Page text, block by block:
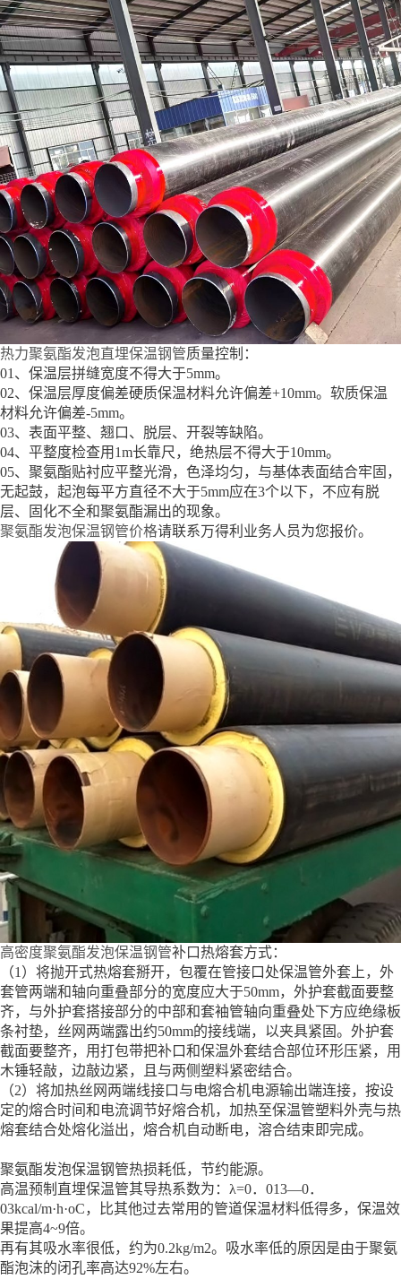
热力聚氨酯发泡直埋保温钢管质量控制：
01、保温层拼缝宽度不得大于5mm。
02、保温层厚度偏差硬质保温材料允许偏差+10mm。软质保温
材料允许偏差-5mm。
03、表面平整、翘口、脱层、开裂等缺陷。
04、平整度检查用1m长靠尺，绝热层不得大于10mm。
05、聚氨酯贴衬应平整光滑，色泽均匀，与基体表面结合牢固，
无起鼓，起泡每平方直径不大于5mm应在3个以下，不应有脱
层、固化不全和聚氨酯漏出的现象。
聚氨酯发泡保温钢管价格请联系万得利业务人员为您报价。
高密度聚氨酯发泡保温钢管补口热熔套方式：
（1）将抛开式热熔套掰开，包覆在管接口处保温管外套上，外
套管两端和轴向重叠部分的宽度应大于50mm，外护套截面要整
齐，与外护套搭接部分的中部和套袖管轴向重叠处下方应绝缘板
条衬垫，丝网两端露出约50mm的接线端，以夹具紧固。外护套
截面要整齐，用打包带把补口和保温外套结合部位环形压紧，用
木锤轻敲，边敲边紧，且与两侧塑料紧密结合。
（2）将加热丝网两端线接口与电熔合机电源输出端连接，按设
定的熔合时间和电流调节好熔合机，加热至保温管塑料外壳与热
熔套结合处熔化溢出，熔合机自动断电，溶合结束即完成。
聚氨酯发泡保温钢管热损耗低，节约能源。
高温预制直埋保温管其导热系数为：λ=0．013—0．
03kcal/m·h·oC，比其他过去常用的管道保温材料低得多，保温效
果提高4~9倍。
再有其吸水率很低，约为0.2kg/m2。吸水率低的原因是由于聚氨
酯泡沫的闭孔率高达92%左右。